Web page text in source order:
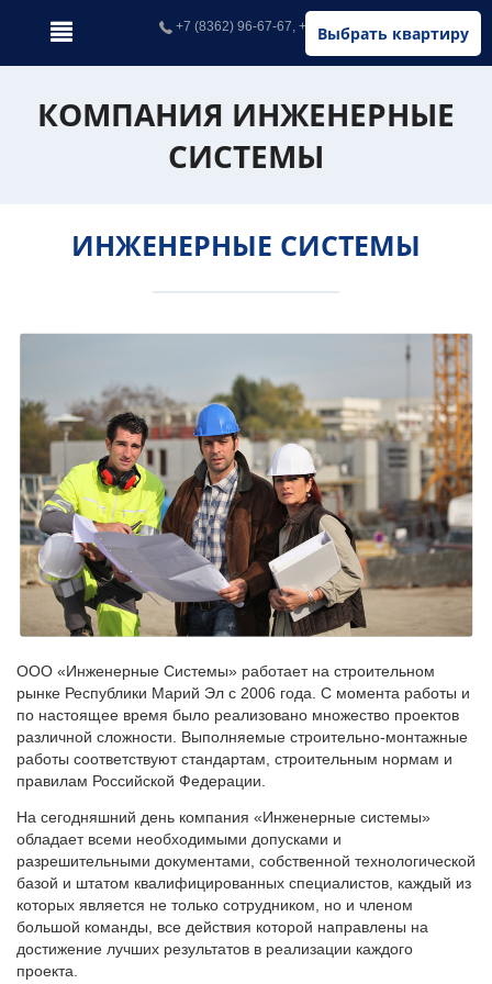
Выбрать квартиру
+7 (8362) 96-67-67, +7 (902) 326-67-67
КОМПАНИЯ ИНЖЕНЕРНЫЕ
СИСТЕМЫ
ИНЖЕНЕРНЫЕ СИСТЕМЫ
ООО «Инженерные Системы» работает на строительном
рынке Республики Марий Эл с 2006 года. С момента работы и
по настоящее время было реализовано множество проектов
различной сложности. Выполняемые строительно-монтажные
работы соответствуют стандартам, строительным нормам и
правилам Российской Федерации.
На сегодняшний день компания «Инженерные системы»
обладает всеми необходимыми допусками и
разрешительными документами, собственной технологической
базой и штатом квалифицированных специалистов, каждый из
которых является не только сотрудником, но и членом
большой команды, все действия которой направлены на
достижение лучших результатов в реализации каждого
проекта.